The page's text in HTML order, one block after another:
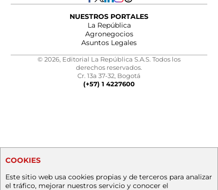
NUESTROS PORTALES
La República
Agronegocios
Asuntos Legales
© 2026, Editorial La República S.A.S. Todos los
derechos reservados.
Cr. 13a 37-32, Bogotá
(+57) 1 4227600
COOKIES
Este sitio web usa cookies propias y de terceros para analizar
el tráfico, mejorar nuestros servicio y conocer el